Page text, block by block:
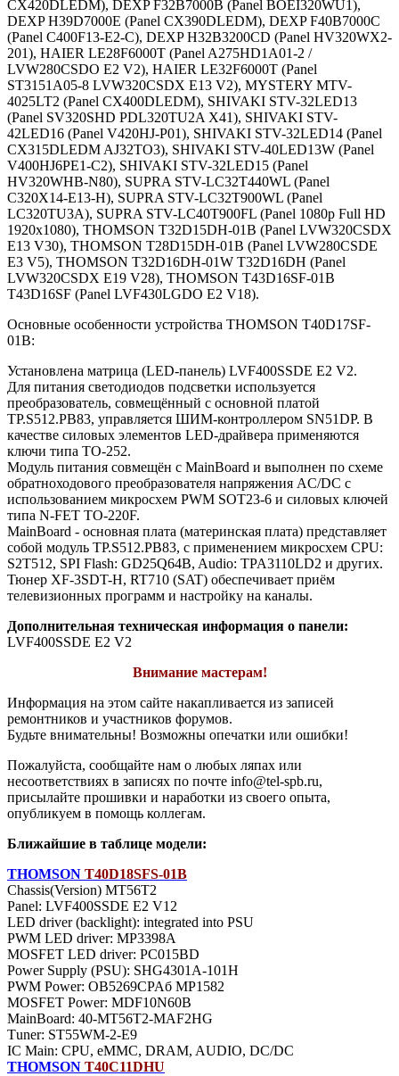
CX420DLEDM), DEXP F32B7000B (Panel BOEI320WU1),
DEXP H39D7000E (Panel CX390DLEDM), DEXP F40B7000C
(Panel C400F13-E2-C), DEXP H32B3200CD (Panel HV320WX2-
201), HAIER LE28F6000T (Panel A275HD1A01-2 /
LVW280CSDO E2 V2), HAIER LE32F6000T (Panel
ST3151A05-8 LVW320CSDX E13 V2), MYSTERY MTV-
4025LT2 (Panel CX400DLEDM), SHIVAKI STV-32LED13
(Panel SV320SHD PDL320TU2A X41), SHIVAKI STV-
42LED16 (Panel V420HJ-P01), SHIVAKI STV-32LED14 (Panel
CX315DLEDM AJ32TO3), SHIVAKI STV-40LED13W (Panel
V400HJ6PE1-C2), SHIVAKI STV-32LED15 (Panel
HV320WHB-N80), SUPRA STV-LC32T440WL (Panel
C320X14-E13-H), SUPRA STV-LC32T900WL (Panel
LC320TU3A), SUPRA STV-LC40T900FL (Panel 1080p Full HD
1920x1080), THOMSON T32D15DH-01B (Panel LVW320CSDX
E13 V30), THOMSON T28D15DH-01B (Panel LVW280CSDE
E3 V5), THOMSON T32D16DH-01W T32D16DH (Panel
LVW320CSDX E19 V28), THOMSON T43D16SF-01B
T43D16SF (Panel LVF430LGDO E2 V18).
Основные особенности устройства THOMSON T40D17SF-
01B:
Установлена матрица (LED-панель) LVF400SSDE E2 V2.
Для питания светодиодов подсветки используется
преобразователь, совмещённый с основной платой
TP.S512.PB83, управляется ШИМ-контроллером SN51DP. В
качестве силовых элементов LED-драйвера применяются
ключи типа TO-252.
Модуль питания совмещён с MainBoard и выполнен по схеме
обратноходового преобразователя напряжения AC/DC c
использованием микросхем PWM SOT23-6 и силовых ключей
типа N-FET TO-220F.
MainBoard - основная плата (материнская плата) представляет
собой модуль TP.S512.PB83, с применением микросхем CPU:
S2T512, SPI Flash: GD25Q64B, Audio: TPA3110LD2 и других.
Тюнер XF-3SDT-H, RT710 (SAT) обеспечивает приём
телевизионных программ и настройку на каналы.
Дополнительная техническая информация о панели:
LVF400SSDE E2 V2
Внимание мастерам!
Информация на этом сайте накапливается из записей
ремонтников и участников форумов.
Будьте внимательны! Возможны опечатки или ошибки!
Пожалуйста, сообщайте нам о любых ляпах или
несоответствиях в записях по почте info@tel-spb.ru,
присылайте прошивки и наработки из своего опыта,
опубликуем в помощь коллегам.
Ближайшие в таблице модели:
THOMSON T40D18SFS-01B
Chassis(Version) MT56T2
Panel: LVF400SSDE E2 V12
LED driver (backlight): integrated into PSU
PWM LED driver: MP3398A
MOSFET LED driver: PC015BD
Power Supply (PSU): SHG4301A-101H
PWM Power: OB5269CPAб MP1582
MOSFET Power: MDF10N60B
MainBoard: 40-MT56T2-MAF2HG
Тuner: ST55WM-2-E9
IC Main: CPU, eMMC, DRAM, AUDIO, DC/DC
THOMSON T40C11DHU